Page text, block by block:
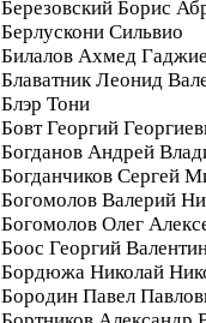
Березовский Борис
Берлускони Сильвио
Билалов Ахмед
Блаватник Леонид
Блэр Тони
Бовт Георгий
Богданов Андрей
Богданчиков Сергей
Богомолов Валерий
Богомолов Олег
Боос Георгий
Бордюжа Николай
Бородин Павел